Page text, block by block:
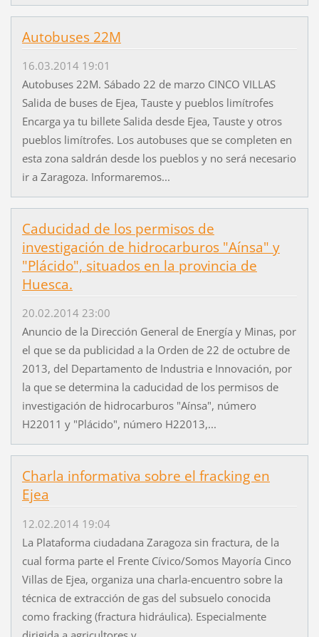
Autobuses 22M
16.03.2014 19:01
Autobuses 22M. Sábado 22 de marzo CINCO VILLAS
Salida de buses de Ejea, Tauste y pueblos limítrofes
Encarga ya tu billete Salida desde Ejea, Tauste y otros
pueblos limítrofes. Los autobuses que se completen en
esta zona saldrán desde los pueblos y no será necesario
ir a Zaragoza. Informaremos...
Caducidad de los permisos de
investigación de hidrocarburos "Aínsa" y
"Plácido", situados en la provincia de
Huesca.
20.02.2014 23:00
Anuncio de la Dirección General de Energía y Minas, por
el que se da publicidad a la Orden de 22 de octubre de
2013, del Departamento de Industria e Innovación, por
la que se determina la caducidad de los permisos de
investigación de hidrocarburos "Aínsa", número
H22011 y "Plácido", número H22013,...
Charla informativa sobre el fracking en
Ejea
12.02.2014 19:04
La Plataforma ciudadana Zaragoza sin fractura, de la
cual forma parte el Frente Cívico/Somos Mayoría Cinco
Villas de Ejea, organiza una charla-encuentro sobre la
técnica de extracción de gas del subsuelo conocida
como fracking (fractura hidráulica). Especialmente